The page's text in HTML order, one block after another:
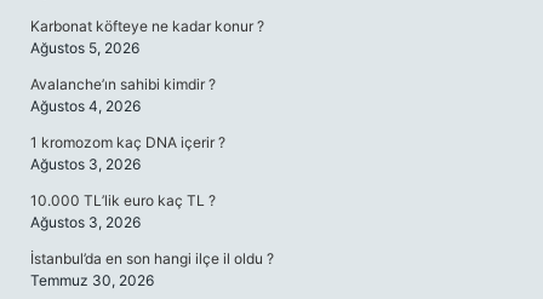
Karbonat köfteye ne kadar konur ?
Ağustos 5, 2026
Avalanche’ın sahibi kimdir ?
Ağustos 4, 2026
1 kromozom kaç DNA içerir ?
Ağustos 3, 2026
10.000 TL’lik euro kaç TL ?
Ağustos 3, 2026
İstanbul’da en son hangi ilçe il oldu ?
Temmuz 30, 2026